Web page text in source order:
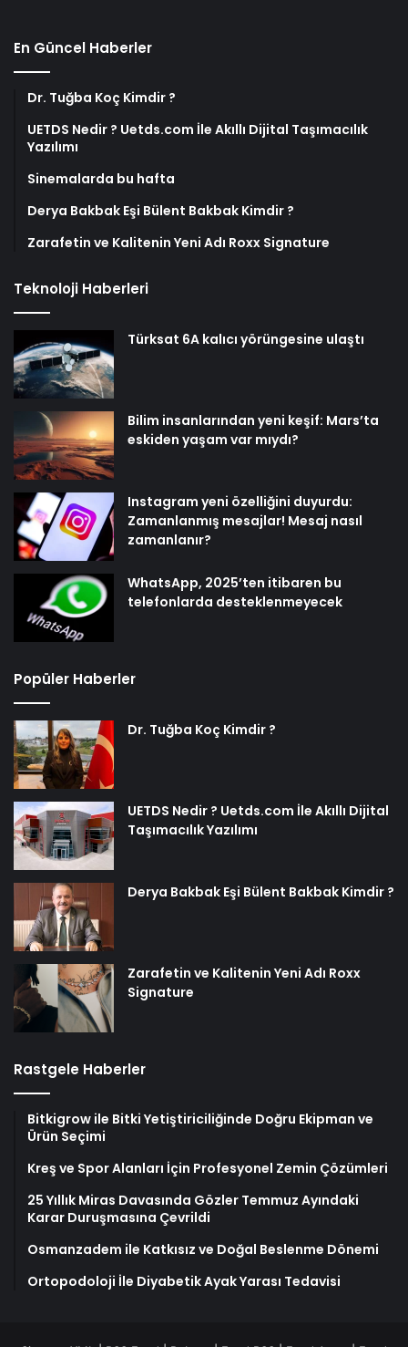
En Güncel Haberler
Dr. Tuğba Koç Kimdir ?
UETDS Nedir ? Uetds.com İle Akıllı Dijital Taşımacılık
Yazılımı
Sinemalarda bu hafta
Derya Bakbak Eşi Bülent Bakbak Kimdir ?
Zarafetin ve Kalitenin Yeni Adı Roxx Signature
Teknoloji Haberleri
Türksat 6A kalıcı yörüngesine ulaştı
Bilim insanlarından yeni keşif: Mars’ta
eskiden yaşam var mıydı?
Instagram yeni özelliğini duyurdu:
Zamanlanmış mesajlar! Mesaj nasıl
zamanlanır?
WhatsApp, 2025’ten itibaren bu
telefonlarda desteklenmeyecek
Popüler Haberler
Dr. Tuğba Koç Kimdir ?
UETDS Nedir ? Uetds.com İle Akıllı Dijital
Taşımacılık Yazılımı
Derya Bakbak Eşi Bülent Bakbak Kimdir ?
Zarafetin ve Kalitenin Yeni Adı Roxx
Signature
Rastgele Haberler
Bitkigrow ile Bitki Yetiştiriciliğinde Doğru Ekipman ve
Ürün Seçimi
Kreş ve Spor Alanları İçin Profesyonel Zemin Çözümleri
25 Yıllık Miras Davasında Gözler Temmuz Ayındaki
Karar Duruşmasına Çevrildi
Osmanzadem ile Katkısız ve Doğal Beslenme Dönemi
Ortopodoloji İle Diyabetik Ayak Yarası Tedavisi